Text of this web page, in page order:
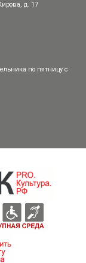
д. 17
по пятницу с